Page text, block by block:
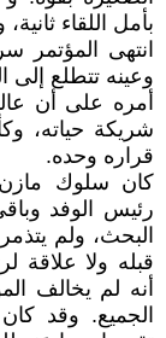
بأمل اللقاء
انتهى المؤتمر
وعينه تتطلع
أمره على أن
شريكة حياته،
قراره وحده.
كان سلوك مازن
رئيس الوفد
البحث، ولم
قبله ولا علاقة
أنه لم يخالف
الجميع. وقد